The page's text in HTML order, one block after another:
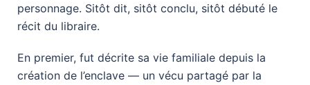
personnage. Sitôt dit, sitôt conclu, sitôt débuté le
récit du libraire.
En premier, fut décrite sa vie familiale depuis la
création de l’enclave — un vécu partagé par la